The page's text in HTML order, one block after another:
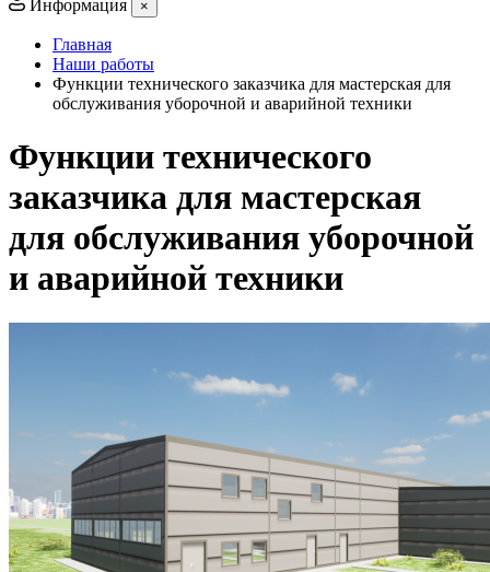
Информация
×
Главная
Наши работы
Функции технического заказчика для мастерская для
обслуживания уборочной и аварийной техники
Функции технического
заказчика для мастерская
для обслуживания уборочной
и аварийной техники